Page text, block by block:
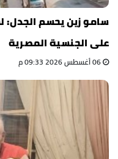
سامو زين يحسم الجدل:
على الجنسية المصرية